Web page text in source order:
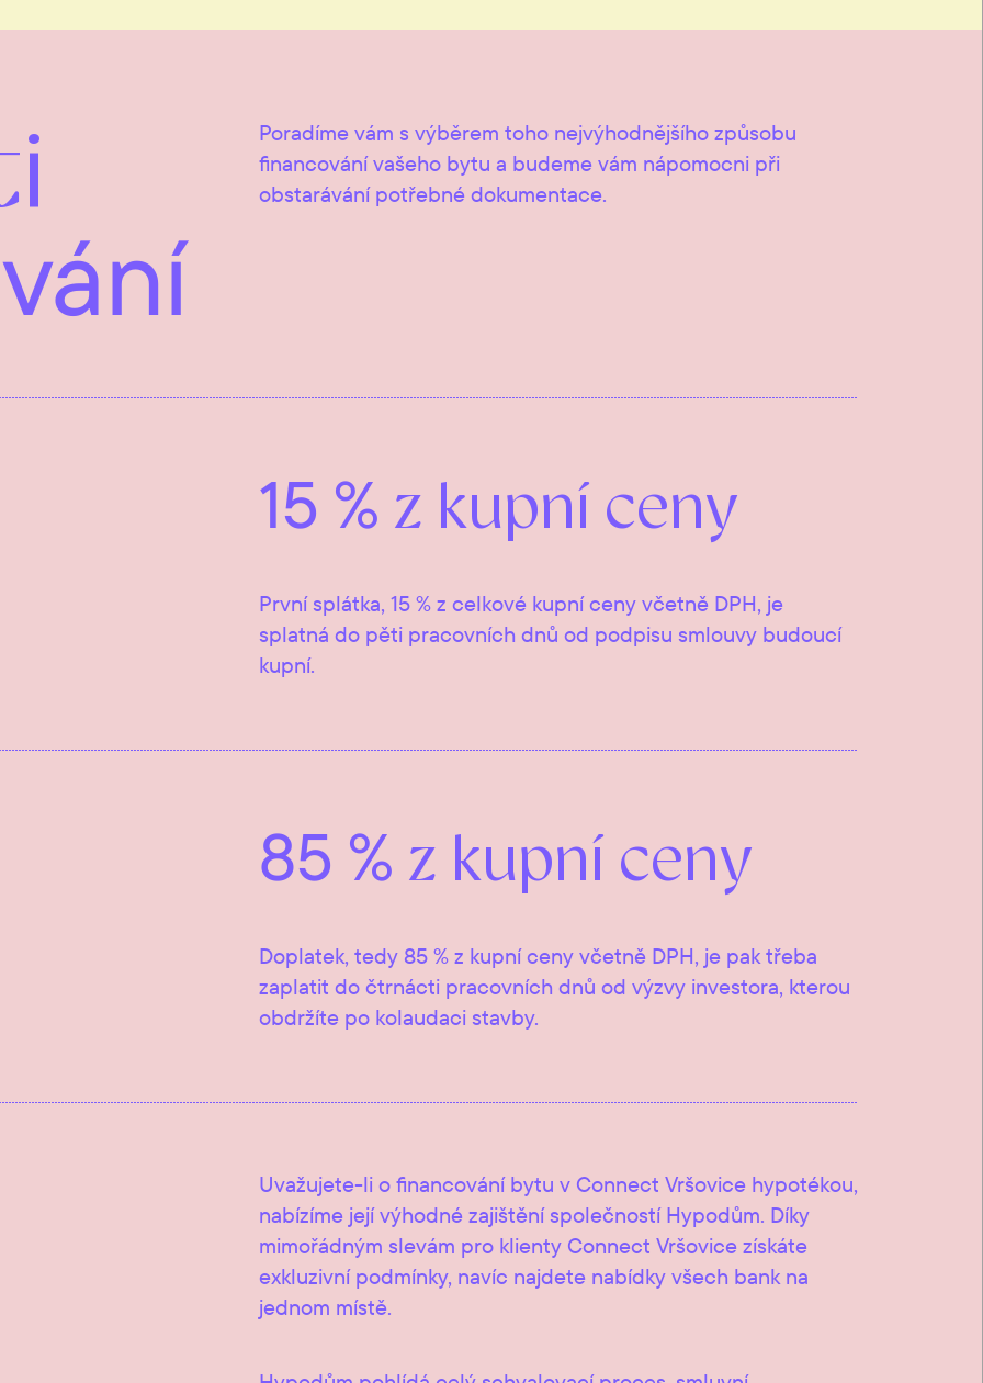
Poradíme vám s výběrem toho nejvýhodnějšího způsobu
financování vašeho bytu a budeme vám nápomocni při
obstarávání potřebné dokumentace.
15 % z kupní ceny
První splátka, 15 % z celkové kupní ceny včetně DPH, je
splatná do pěti pracovních dnů od podpisu smlouvy budoucí
kupní.
85 % z kupní ceny
Doplatek, tedy 85 % z kupní ceny včetně DPH, je pak třeba
zaplatit do čtrnácti pracovních dnů od výzvy investora, kterou
obdržíte po kolaudaci stavby.
Uvažujete-li o financování bytu v Connect Vršovice hypotékou,
nabízíme její výhodné zajištění společností Hypodům. Díky
mimořádným slevám pro klienty Connect Vršovice získáte
exkluzivní podmínky, navíc najdete nabídky všech bank na
jednom místě.